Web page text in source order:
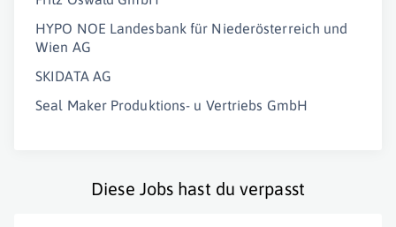
HYPO NOE Landesbank für Niederösterreich und
Wien AG
SKIDATA AG
Seal Maker Produktions- u Vertriebs GmbH
Diese Jobs hast du verpasst